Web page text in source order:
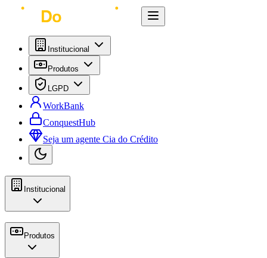
Institucional
Produtos
LGPD
WorkBank
ConquestHub
Seja um agente Cia do Crédito
Institucional
Produtos